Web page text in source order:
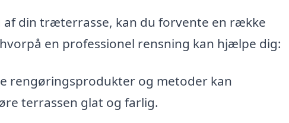
din træterrasse, kan du forvente en række
en professionel rensning kan hjælpe dig:
rengøringsprodukter og metoder kan
terrassen glat og farlig.